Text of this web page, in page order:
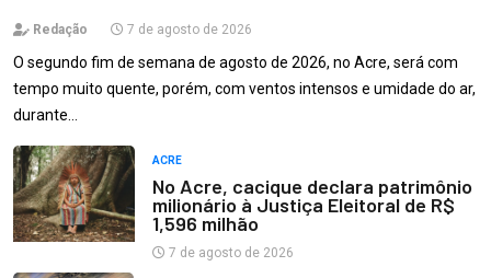
Redação 7 de agosto de 2026
O segundo fim de semana de agosto de 2026, no Acre, será com
tempo muito quente, porém, com ventos intensos e umidade do ar,
durante…
ACRE
No Acre, cacique declara patrimônio
milionário à Justiça Eleitoral de R$
1,596 milhão
7 de agosto de 2026